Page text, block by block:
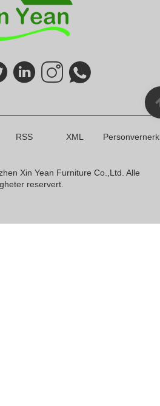
RSS XML
Xin Yean Furniture Co.,Ltd. Alle
reservert.